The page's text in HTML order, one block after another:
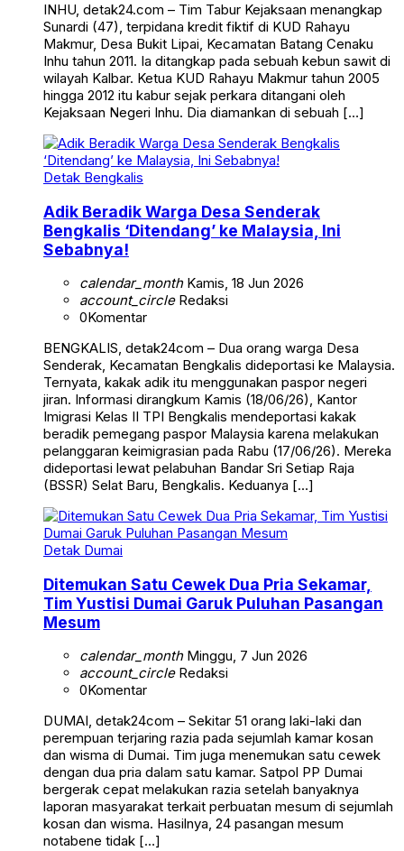
INHU, detak24.com – Tim Tabur Kejaksaan menangkap
Sunardi (47), terpidana kredit fiktif di KUD Rahayu
Makmur, Desa Bukit Lipai, Kecamatan Batang Cenaku
Inhu tahun 2011. Ia ditangkap pada sebuah kebun sawit di
wilayah Kalbar. Ketua KUD Rahayu Makmur tahun 2005
hingga 2012 itu kabur sejak perkara ditangani oleh
Kejaksaan Negeri Inhu. Dia diamankan di sebuah […]
Detak Bengkalis
Adik Beradik Warga Desa Senderak
Bengkalis ‘Ditendang’ ke Malaysia, Ini
Sebabnya!
calendar_monthKamis, 18 Jun 2026
account_circleRedaksi
0Komentar
BENGKALIS, detak24com – Dua orang warga Desa
Senderak, Kecamatan Bengkalis dideportasi ke Malaysia.
Ternyata, kakak adik itu menggunakan paspor negeri
jiran. Informasi dirangkum Kamis (18/06/26), Kantor
Imigrasi Kelas II TPI Bengkalis mendeportasi kakak
beradik pemegang paspor Malaysia karena melakukan
pelanggaran keimigrasian pada Rabu (17/06/26). Mereka
dideportasi lewat pelabuhan Bandar Sri Setiap Raja
(BSSR) Selat Baru, Bengkalis. Keduanya […]
Detak Dumai
Ditemukan Satu Cewek Dua Pria Sekamar,
Tim Yustisi Dumai Garuk Puluhan Pasangan
Mesum
calendar_monthMinggu, 7 Jun 2026
account_circleRedaksi
0Komentar
DUMAI, detak24com – Sekitar 51 orang laki-laki dan
perempuan terjaring razia pada sejumlah kamar kosan
dan wisma di Dumai. Tim juga menemukan satu cewek
dengan dua pria dalam satu kamar. Satpol PP Dumai
bergerak cepat melakukan razia setelah banyaknya
laporan masyarakat terkait perbuatan mesum di sejumlah
kosan dan wisma. Hasilnya, 24 pasangan mesum
notabene tidak […]